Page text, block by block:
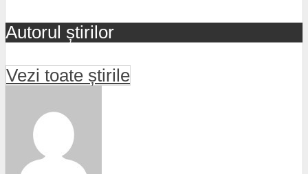
Autorul știrilor
Vezi toate știrile